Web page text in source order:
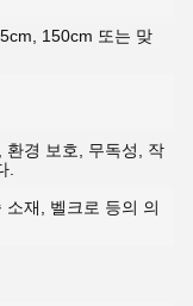
150cm 또는 맞
환경 보호, 무독성, 작
.
소재, 벨크로 등의 의